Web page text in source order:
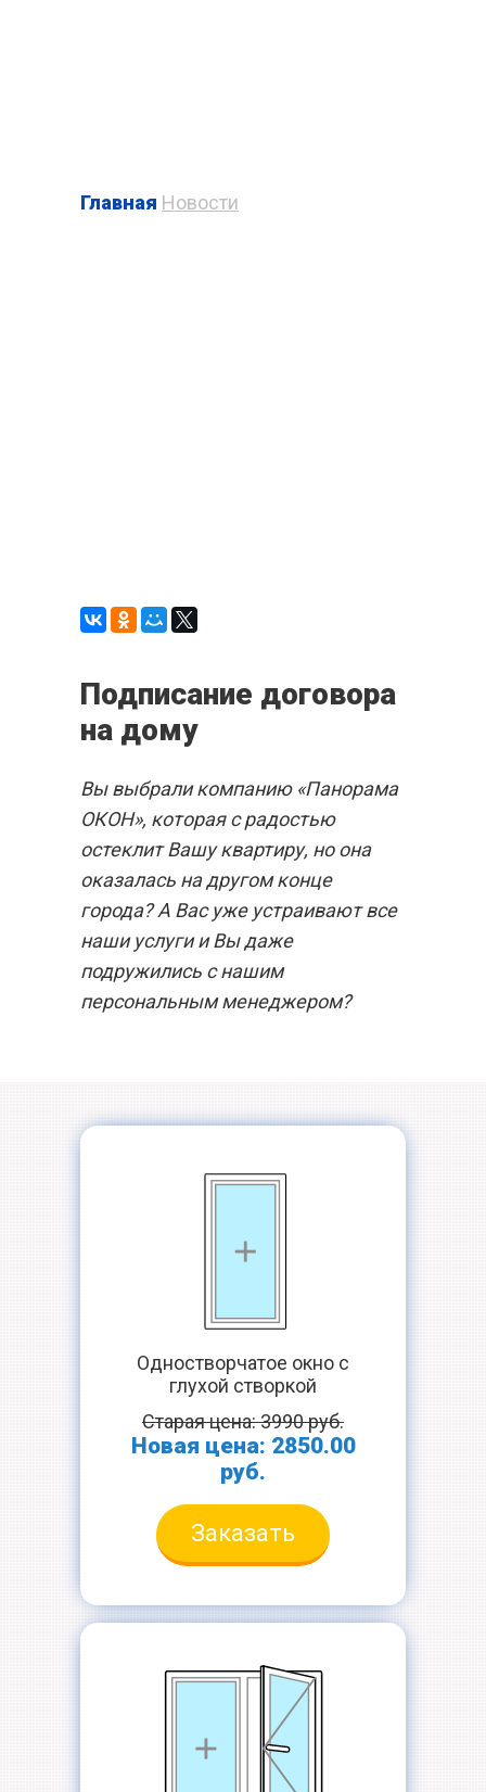
Главная Новости
Подписание договора
на дому
Вы выбрали компанию «Панорама
ОКОН», которая с радостью
остеклит Вашу квартиру, но она
оказалась на другом конце
города? А Вас уже устраивают все
наши услуги и Вы даже
подружились с нашим
персональным менеджером?
Одностворчатое окно с
глухой створкой
Старая цена: 3990 руб.
Новая цена: 2850.00
руб.
Заказать